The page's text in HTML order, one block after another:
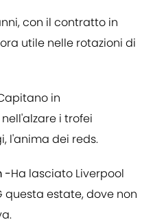
con il contratto in
utile nelle rotazioni di
in
i trofei
l'anima dei reds.
-Ha lasciato Liverpool
questa estate, dove non